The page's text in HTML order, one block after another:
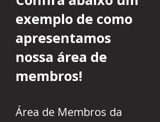
exemplo de como
apresentamos
nossa área de
membros!
Área de Membros da